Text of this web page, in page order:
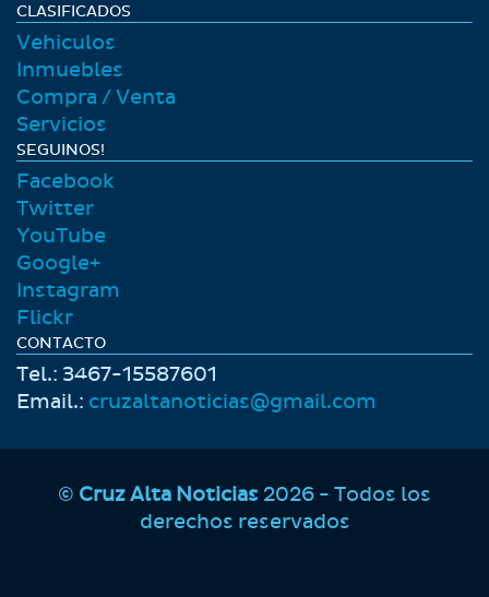
CLASIFICADOS
Vehiculos
Inmuebles
Compra / Venta
Servicios
SEGUINOS!
Facebook
Twitter
YouTube
Google+
Instagram
Flickr
CONTACTO
Tel.: 3467-15587601
Email.: cruzaltanoticias@gmail.com
© Cruz Alta Noticias 2026 - Todos los
derechos reservados